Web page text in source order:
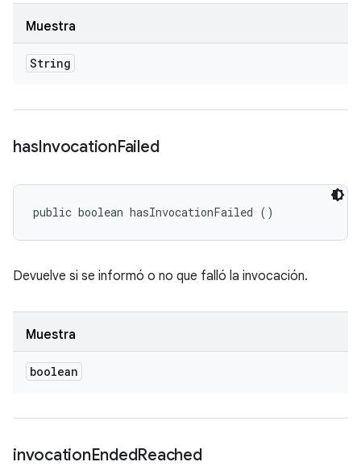
Muestra
String
hasInvocationFailed
public boolean hasInvocationFailed ()
Devuelve si se informó o no que falló la invocación.
Muestra
boolean
invocationEndedReached